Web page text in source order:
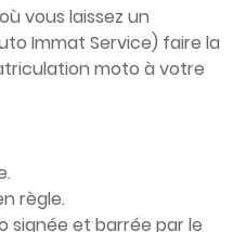
vous laissez un
Immat Service) faire la
moto à votre
règle.
signée et barrée par le